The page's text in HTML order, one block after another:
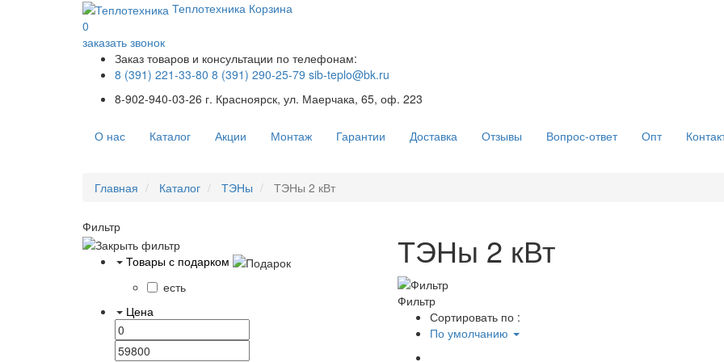
Теплотехника Корзина
0
заказать звонок
Заказ товаров и консультации по телефонам:
8 (391) 221-33-80 8 (391) 290-25-79 sib-teplo@bk.ru
8-902-940-03-26 г. Красноярск, ул. Маерчака, 65, оф. 223
О нас Каталог Акции Монтаж Гарантии Доставка Отзывы Вопрос-ответ Опт
Главная Каталог ТЭНы ТЭНы 2 кВт
Фильтр
Товары с подарком
есть
Цена
ТЭНы 2 кВт
Фильтр
Сортировать по :
По умолчанию